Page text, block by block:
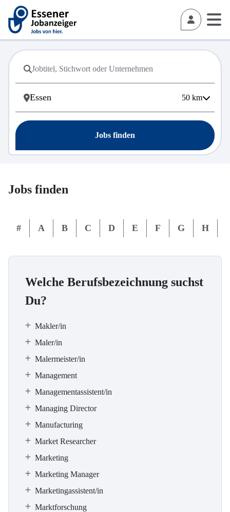
50 km
Jobs finden
Jobs finden
# A B C D E F G H
Welche Berufsbezeichnung suchst
Du?
Makler/in
Maler/in
Malermeister/in
Management
Managementassistent/in
Managing Director
Manufacturing
Market Researcher
Marketing
Marketing Manager
Marketingassistent/in
Marktforschung